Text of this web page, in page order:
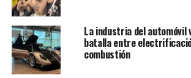
Trump ha presionado públicamente para
presupuesto sea aprobado antes del 4
destacando que representa un paso clave
economía más fuerte y una frontera más
embargo, la votación final sigue siendo
La industria del automóvil
batalla entre
combustión